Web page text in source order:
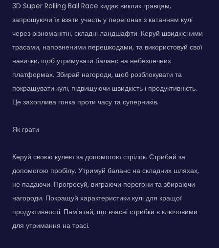
3D Super Rolling Ball Race кидає виклик гравцям,
запрошуючи їх взяти участь у перегонах з катанням кулі
через різноманітні, складні ландшафти. Керуй швидкісними
трасами, наповненими перешкодами, та використовуй свої
навички, щоб утримувати баланс на небезпечних
платформах. Збирай нагороди, щоб розблокувати та
покращувати кулі, підвищуючи швидкість і продуктивність.
Це захоплива гонка проти часу та суперників.
Як грати
Керуй своєю кулею за допомогою стрілок. Стрибай за
допомогою пробілу. Утримуй баланс на складних шляхах,
не падаючи. Прогресуй, виграючи перегони та збираючи
нагороди. Покращуй характеристики кулі для кращої
продуктивності. Пам'ятай, що вчасні стрибки є ключовими
для утримання на трасі.